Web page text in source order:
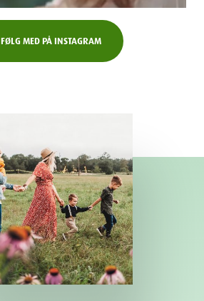
FØLG MED PÅ INSTAGRAM